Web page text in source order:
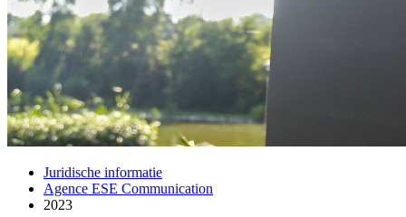
Juridische informatie
Agence ESE Communication
2023